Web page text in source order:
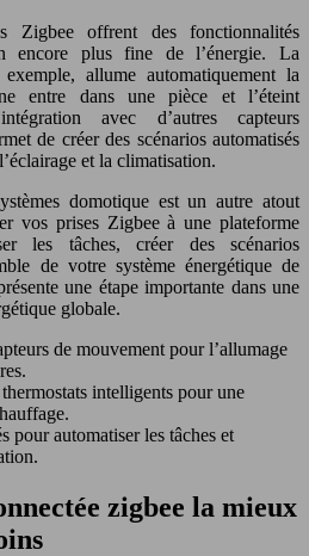
Zigbee offrent des fonctionnalités
encore plus fine de l’énergie. La
allume automatiquement la
entre dans une pièce et l’éteint
avec d’autres capteurs
de créer des scénarios automatisés
et la climatisation.
domotique est un autre atout
vos prises Zigbee à une plateforme
les tâches, créer des scénarios
de votre système énergétique de
une étape importante dans une
globale.
de mouvement pour l’allumage
intelligents pour une
pour automatiser les tâches et
zigbee la mieux